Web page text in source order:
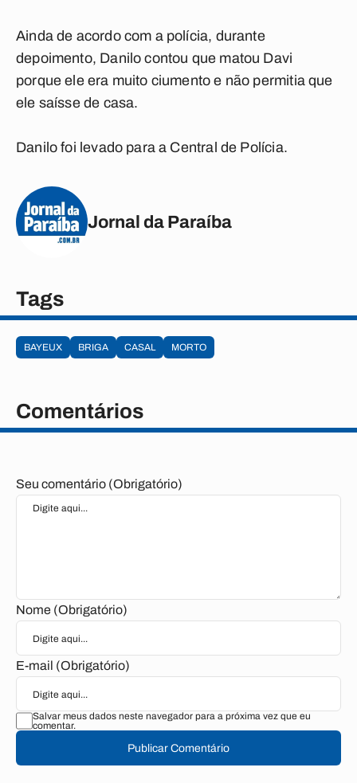
Ainda de acordo com a polícia, durante
depoimento, Danilo contou que matou Davi
porque ele era muito ciumento e não permitia que
ele saísse de casa.
Danilo foi levado para a Central de Polícia.
Jornal da Paraíba
Tags
BAYEUX BRIGA CASAL MORTO
Comentários
Seu comentário (Obrigatório)
Nome (Obrigatório)
E-mail (Obrigatório)
Salvar meus dados neste navegador para a próxima vez que eu
comentar.
Publicar Comentário